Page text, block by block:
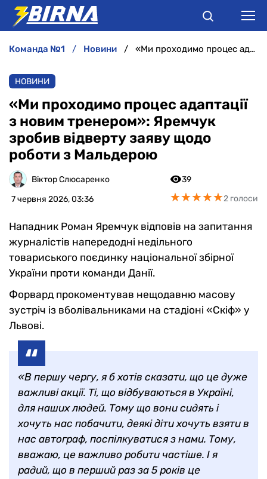
АНАЛІТИКА
ІНТЕРВ'Ю
РІЗНЕ
БУКМЕКЕРИ
команда №1 новини «Ми проходимо процес адаптації з новим тренером»: Яремчук зробив відверту заяву щодо роботи з Мальдерою
НОВИНИ
«Ми проходимо процес адаптації
з новим тренером»: Яремчук
зробив відверту заяву щодо
роботи з Мальдерою
Віктор Слюсаренко
7 червня 2026, 03:36
39
★★★★★
★★★★★2 голоси
Нападник Роман Яремчук відповів на запитання
журналістів напередодні недільного
товариського поєдинку національної збірної
України проти команди Данії.
Форвард прокоментував нещодавню масову
зустріч із вболівальниками на стадіоні «Скіф» у
Львові.
«В першу чергу, я б хотів сказати, що це дуже
важливі акції. Ті, що відбуваються в Україні,
для наших людей. Тому що вони сидять і
хочуть нас побачити, деякі діти хочуть взяти в
нас автограф, поспілкуватися з нами. Тому,
вважаю, це важливо робити частіше. І я
радий, що в перший раз за 5 років це